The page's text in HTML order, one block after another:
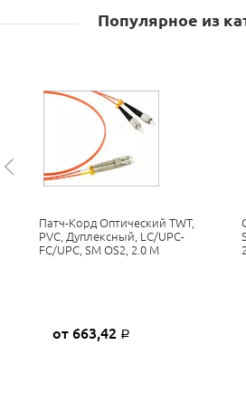
Популярное из
Патч-Корд Оптический TWT,
PVC, Дуплексный, LC/UPC-
FC/UPC, SM OS2, 2.0 М
от 663,42 Р